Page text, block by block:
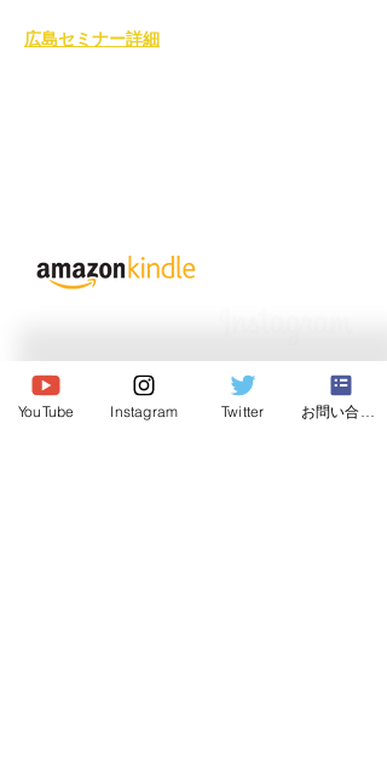
広島セミナー詳細
YouTube Instagram Twitter